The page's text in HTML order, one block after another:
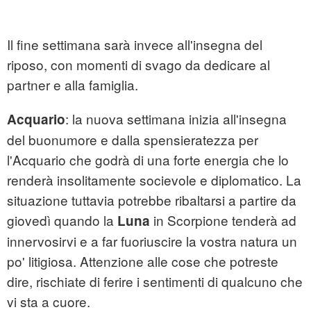
Il fine settimana sarà invece all'insegna del
riposo, con momenti di svago da dedicare al
partner e alla famiglia.
Acquario: la nuova settimana inizia all'insegna
del buonumore e dalla spensieratezza per
l'Acquario che godrà di una forte energia che lo
renderà insolitamente socievole e diplomatico. La
situazione tuttavia potrebbe ribaltarsi a partire da
giovedì quando la Luna in Scorpione tenderà ad
innervosirvi e a far fuoriuscire la vostra natura un
po' litigiosa. Attenzione alle cose che potreste
dire, rischiate di ferire i sentimenti di qualcuno che
vi sta a cuore.